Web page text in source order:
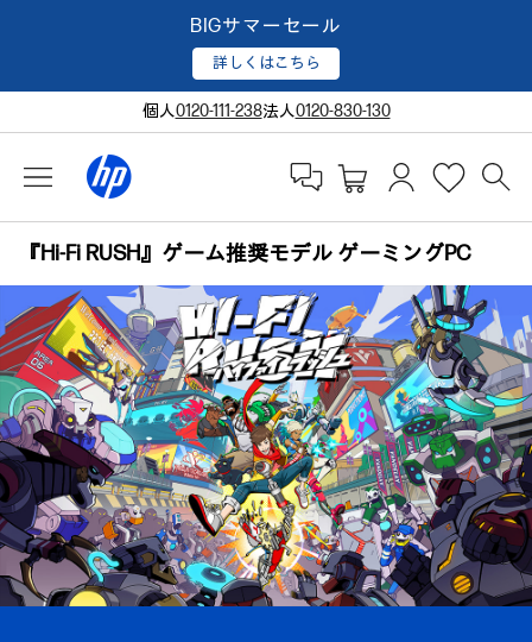
BIGサマーセール
詳しくはこちら
個人0120-111-238法人0120-830-130
『Hi-Fi RUSH』ゲーム推奨モデル ゲーミングPC